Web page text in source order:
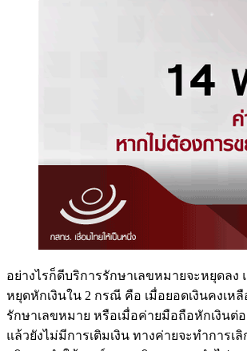
อย่างไรก็ดีบริการรักษาเลขหมายจะหยุดลง
หยุดหักเงินใน 2 กรณี คือ เมื่อยอดเงินคงเห
รักษาเลขหมาย หรือเมื่อค่ายมือถือหักเงินต่
แล้วยังไม่มีการเติมเงิน ทางค่ายจะทำการเ